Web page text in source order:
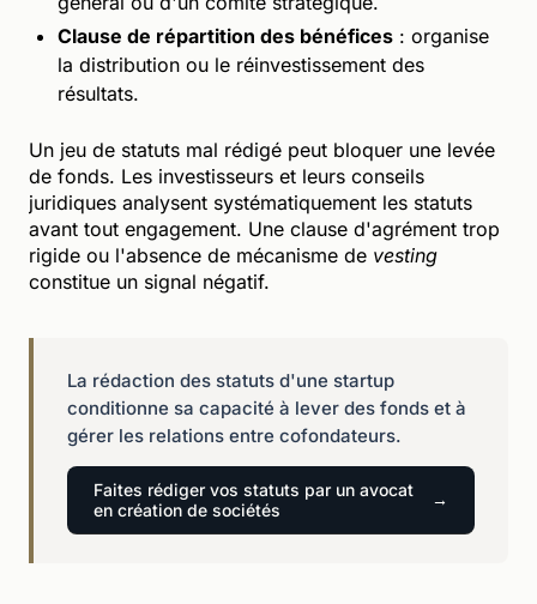
Clause de répartition des bénéfices : organise
la distribution ou le réinvestissement des
résultats.
Un jeu de statuts mal rédigé peut bloquer une levée
de fonds. Les investisseurs et leurs conseils
juridiques analysent systématiquement les statuts
avant tout engagement. Une clause d'agrément trop
rigide ou l'absence de mécanisme de vesting
constitue un signal négatif.
La rédaction des statuts d'une startup
conditionne sa capacité à lever des fonds et à
gérer les relations entre cofondateurs.
Faites rédiger vos statuts par un avocat
en création de sociétés